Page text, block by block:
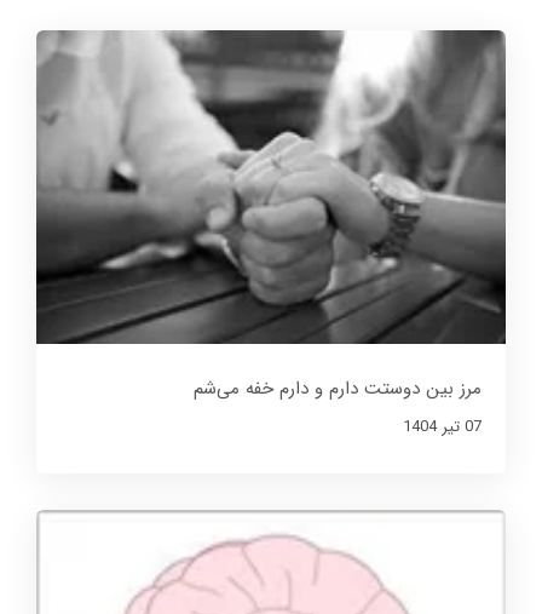
مرز بین دوستت دارم و دارم خفه می‌شم
07 تير 1404